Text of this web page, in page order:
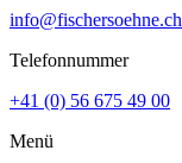
info@fischersoehne.ch
Telefonnummer
+41 (0) 56 675 49 00
Menü